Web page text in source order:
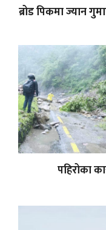
ब्रोड पिकमा ज्यान
पहिरोका